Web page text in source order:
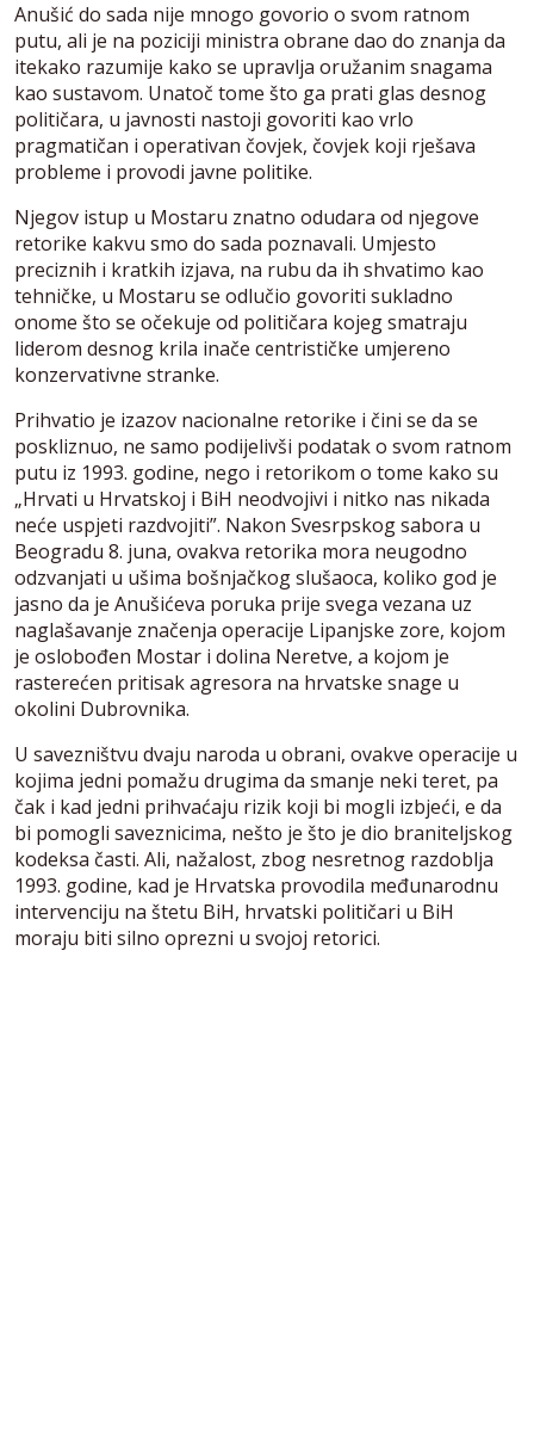
Anušić do sada nije mnogo govorio o svom ratnom
putu, ali je na poziciji ministra obrane dao do znanja da
itekako razumije kako se upravlja oružanim snagama
kao sustavom. Unatoč tome što ga prati glas desnog
političara, u javnosti nastoji govoriti kao vrlo
pragmatičan i operativan čovjek, čovjek koji rješava
probleme i provodi javne politike.
Njegov istup u Mostaru znatno odudara od njegove
retorike kakvu smo do sada poznavali. Umjesto
preciznih i kratkih izjava, na rubu da ih shvatimo kao
tehničke, u Mostaru se odlučio govoriti sukladno
onome što se očekuje od političara kojeg smatraju
liderom desnog krila inače centrističke umjereno
konzervativne stranke.
Prihvatio je izazov nacionalne retorike i čini se da se
poskliznuo, ne samo podijelivši podatak o svom ratnom
putu iz 1993. godine, nego i retorikom o tome kako su
„Hrvati u Hrvatskoj i BiH neodvojivi i nitko nas nikada
neće uspjeti razdvojiti”. Nakon Svesrpskog sabora u
Beogradu 8. juna, ovakva retorika mora neugodno
odzvanjati u ušima bošnjačkog slušaoca, koliko god je
jasno da je Anušićeva poruka prije svega vezana uz
naglašavanje značenja operacije Lipanjske zore, kojom
je oslobođen Mostar i dolina Neretve, a kojom je
rasterećen pritisak agresora na hrvatske snage u
okolini Dubrovnika.
U savezništvu dvaju naroda u obrani, ovakve operacije u
kojima jedni pomažu drugima da smanje neki teret, pa
čak i kad jedni prihvaćaju rizik koji bi mogli izbjeći, e da
bi pomogli saveznicima, nešto je što je dio braniteljskog
kodeksa časti. Ali, nažalost, zbog nesretnog razdoblja
1993. godine, kad je Hrvatska provodila međunarodnu
intervenciju na štetu BiH, hrvatski političari u BiH
moraju biti silno oprezni u svojoj retorici.